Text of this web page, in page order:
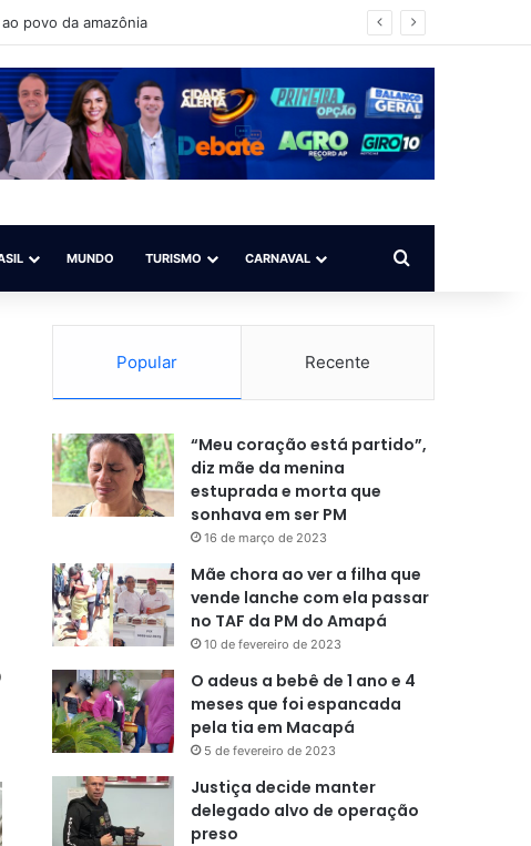
é para todos”
MUNDO TURISMO CARNAVAL Procurar por
Popular Recente
“Meu coração está partido”,
diz mãe da menina
estuprada e morta que
sonhava em ser PM
16 de março de 2023
Mãe chora ao ver a filha que
vende lanche com ela passar
no TAF da PM do Amapá
10 de fevereiro de 2023
O adeus a bebê de 1 ano e 4
meses que foi espancada
pela tia em Macapá
5 de fevereiro de 2023
Justiça decide manter
delegado alvo de operação
preso